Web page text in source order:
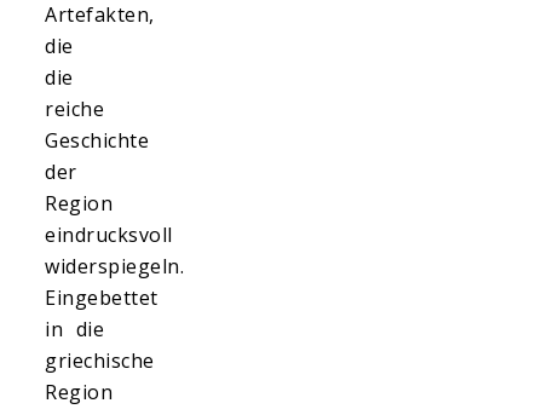
Artefakten,
die
die
reiche
Geschichte
der
Region
eindrucksvoll
widerspiegeln.
Eingebettet
in die
griechische
Region